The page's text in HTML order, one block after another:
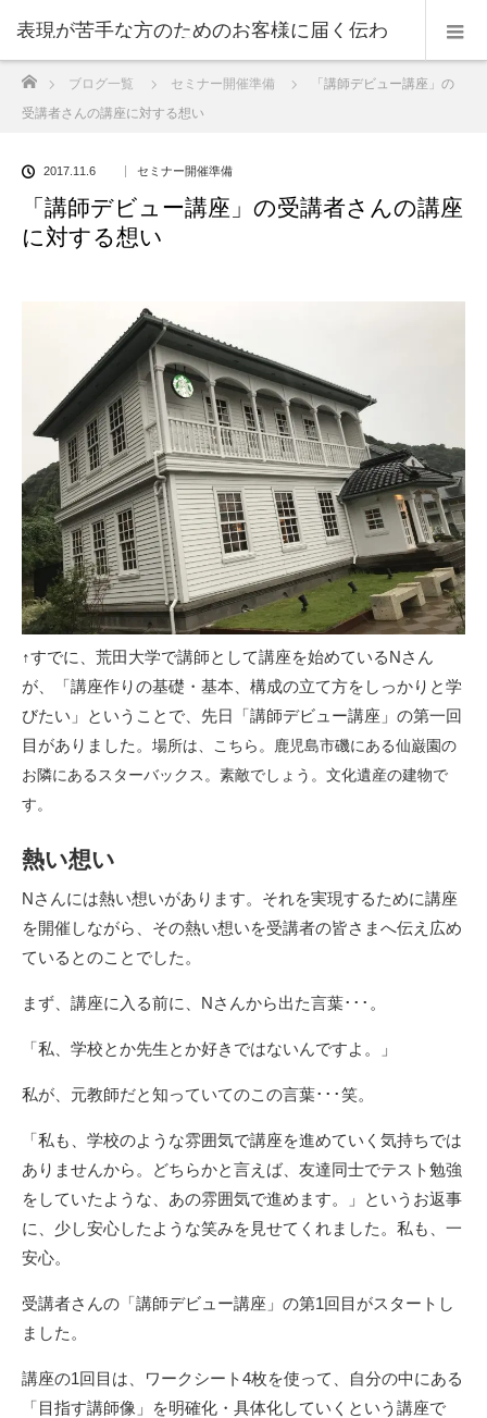
表現が苦手な方のためのお客様に届く伝わ
る表現のコツ
ブログ一覧 セミナー開催準備
「講師デビュー講座」の
受講者さんの講座に対する想い
2017.11.6 セミナー開催準備
「講師デビュー講座」の受講者さんの講座
に対する想い
↑すでに、荒田大学で講師として講座を始めているNさん
が、「講座作りの基礎・基本、構成の立て方をしっかりと学
びたい」ということで、先日「講師デビュー講座」の第一回
目がありました。 場所は、こちら。鹿児島市磯にある仙巌園の
お隣にあるスターバックス。素敵でしょう。文化遺産の建物で
す。
熱い想い
Nさんには熱い想いがあります。それを実現するために講座
を開催しながら、その熱い想いを受講者の皆さまへ伝え広め
ているとのことでした。
まず、講座に入る前に、Nさんから出た言葉･･･。
「私、学校とか先生とか好きではないんですよ。」
私が、元教師だと知っていてのこの言葉･･･笑。
「私も、学校のような雰囲気で講座を進めていく気持ちでは
ありませんから。どちらかと言えば、友達同士でテスト勉強
をしていたような、あの雰囲気で進めます。」というお返事
に、少し安心したような笑みを見せてくれました。私も、一
安心。
受講者さんの「講師デビュー講座」の第1回目がスタートし
ました。
講座の1回目は、ワークシート4枚を使って、自分の中にある
「目指す講師像」を明確化・具体化していくという講座で